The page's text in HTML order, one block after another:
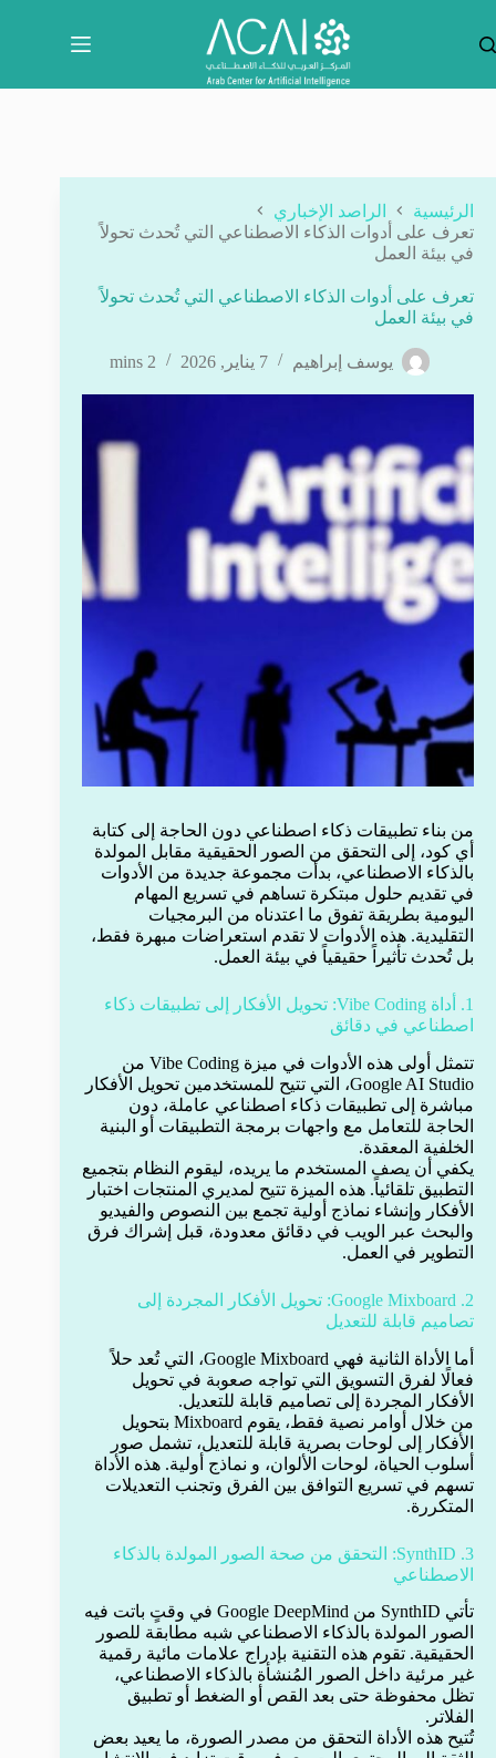
المحتوى
الرئيسية
الراصد الإخباري
تعرف على أدوات الذكاء الاصطناعي التي تُحدث تحولاً
في بيئة العمل
تعرف على أدوات الذكاء الاصطناعي التي تُحدث تحولاً
في بيئة العمل
يوسف إبراهيم 7 يناير, 2026 2 mins
من بناء تطبيقات ذكاء اصطناعي دون الحاجة إلى كتابة
أي كود، إلى التحقق من الصور الحقيقية مقابل المولدة
بالذكاء الاصطناعي، بدأت مجموعة جديدة من الأدوات
في تقديم حلول مبتكرة تساهم في تسريع المهام
اليومية بطريقة تفوق ما اعتدناه من البرمجيات
التقليدية. هذه الأدوات لا تقدم استعراضات مبهرة فقط،
بل تُحدث تأثيراً حقيقياً في بيئة العمل.
1. أداة Vibe Coding: تحويل الأفكار إلى تطبيقات ذكاء
اصطناعي في دقائق
تتمثل أولى هذه الأدوات في ميزة Vibe Coding من
Google AI Studio، التي تتيح للمستخدمين تحويل الأفكار
مباشرة إلى تطبيقات ذكاء اصطناعي عاملة، دون
الحاجة للتعامل مع واجهات برمجة التطبيقات أو البنية
الخلفية المعقدة.
يكفي أن يصف المستخدم ما يريده، ليقوم النظام بتجميع
التطبيق تلقائياً. هذه الميزة تتيح لمديري المنتجات اختبار
الأفكار وإنشاء نماذج أولية تجمع بين النصوص والفيديو
والبحث عبر الويب في دقائق معدودة، قبل إشراك فرق
التطوير في العمل.
2. Google Mixboard: تحويل الأفكار المجردة إلى
تصاميم قابلة للتعديل
أما الأداة الثانية فهي Google Mixboard، التي تُعد حلاً
فعالًا لفرق التسويق التي تواجه صعوبة في تحويل
الأفكار المجردة إلى تصاميم قابلة للتعديل.
من خلال أوامر نصية فقط، يقوم Mixboard بتحويل
الأفكار إلى لوحات بصرية قابلة للتعديل، تشمل صور
أسلوب الحياة، لوحات الألوان، و نماذج أولية. هذه الأداة
تسهم في تسريع التوافق بين الفرق وتجنب التعديلات
المتكررة.
3. SynthID: التحقق من صحة الصور المولدة بالذكاء
الاصطناعي
تأتي SynthID من Google DeepMind في وقتٍ باتت فيه
الصور المولدة بالذكاء الاصطناعي شبه مطابقة للصور
الحقيقية. تقوم هذه التقنية بإدراج علامات مائية رقمية
غير مرئية داخل الصور المُنشأة بالذكاء الاصطناعي،
تظل محفوظة حتى بعد القص أو الضغط أو تطبيق
الفلاتر.
تُتيح هذه الأداة التحقق من مصدر الصورة، ما يعيد بعض